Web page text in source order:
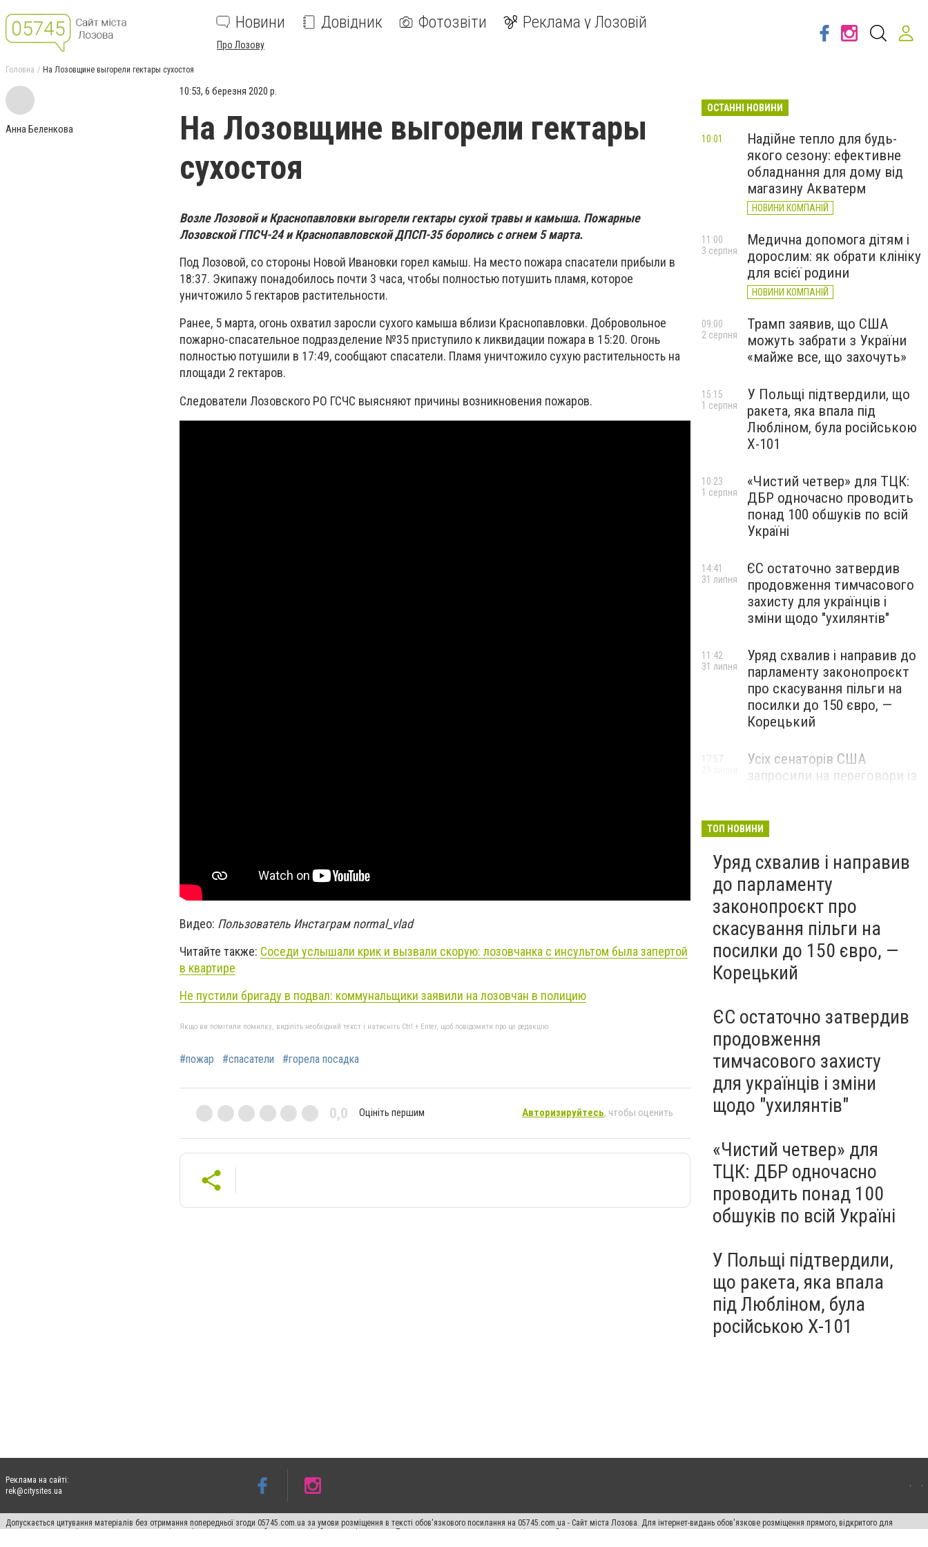
Новини Довідник Фотозвіти Реклама у Лозовій
Про Лозову
Головна На Лозовщине выгорели гектары сухостоя
Анна Беленкова
10:53, 6 березня 2020 р.
На Лозовщине выгорели гектары
сухостоя
Возле Лозовой и Краснопавловки выгорели гектары сухой травы и камыша. Пожарные
Лозовской ГПСЧ-24 и Краснопавловской ДПСП-35 боролись с огнем 5 марта.
Под Лозовой, со стороны Новой Ивановки горел камыш. На место пожара спасатели прибыли в
18:37. Экипажу понадобилось почти 3 часа, чтобы полностью потушить пламя, которое
уничтожило 5 гектаров растительности.
Ранее, 5 марта, огонь охватил заросли сухого камыша вблизи Краснопавловки. Добровольное
пожарно-спасательное подразделение №35 приступило к ликвидации пожара в 15:20. Огонь
полностью потушили в 17:49, сообщают спасатели. Пламя уничтожило сухую растительность на
площади 2 гектаров.
Следователи Лозовского РО ГСЧС выясняют причины возникновения пожаров.
Видео: Пользователь Инстаграм normal_vlad
Читайте также: Соседи услышали крик и вызвали скорую: лозовчанка с инсультом была запертой
в квартире
Не пустили бригаду в подвал: коммунальщики заявили на лозовчан в полицию
Якщо ви помітили помилку, виділіть необхідний текст і натисніть Ctrl + Enter, щоб повідомити про це редакцію
#пожар #спасатели #горела посадка
0,0 Оцініть першим Авторизируйтесь, чтобы оценить
ОСТАННІ НОВИНИ
Надійне тепло для будь-
якого сезону: ефективне
обладнання для дому від
магазину Акватерм
НОВИНИ КОМПАНІЙ
10:01
Медична допомога дітям і
дорослим: як обрати клініку
для всієї родини
НОВИНИ КОМПАНІЙ
11:00
3 серпня
Трамп заявив, що США
можуть забрати з України
«майже все, що захочуть»
09:00
2 серпня
У Польщі підтвердили, що
ракета, яка впала під
Любліном, була російською
Х-101
15:15
1 серпня
«Чистий четвер» для ТЦК:
ДБР одночасно проводить
понад 100 обшуків по всій
Україні
10:23
1 серпня
ЄС остаточно затвердив
продовження тимчасового
захисту для українців і
зміни щодо "ухилянтів"
14:41
31 липня
Уряд схвалив і направив до
парламенту законопроєкт
про скасування пільги на
посилки до 150 євро, —
Корецький
11:42
31 липня
Усіх сенаторів США
запросили на переговори із
Росії, – The Hill
17:57
ТОП НОВИНИ
Уряд схвалив і направив
до парламенту
законопроєкт про
скасування пільги на
посилки до 150 євро, —
Корецький
ЄС остаточно затвердив
продовження
тимчасового захисту
для українців і зміни
щодо "ухилянтів"
«Чистий четвер» для
ТЦК: ДБР одночасно
проводить понад 100
обшуків по всій Україні
У Польщі підтвердили,
що ракета, яка впала
під Любліном, була
російською Х-101
Реклама на сайті:
rek@citysites.ua
Допускається цитування матеріалів без отримання попередньої згоди 05745.com.ua за умови розміщення в тексті обов'язкового посилання на 05745.com.ua - Сайт міста Лозова. Для інтернет-видань обов'язкове розміщення прямого, відкритого для
пошукових систем гіперпосилання на цитовані статті не нижче другого абзацу в тексті або в якості джерела. Порушення виняткових прав переслідується Законом.